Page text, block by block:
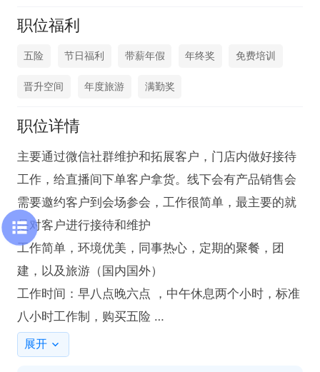
职位福利
五险 节日福利 带薪年假 年终奖 免费培训
晋升空间 年度旅游 满勤奖
职位详情
主要通过微信社群维护和拓展客户，门店内做好接待
工作，给直播间下单客户拿货。线下会有产品销售会
需要邀约客户到会场参会，工作很简单，最主要的就
是对客户进行接待和维护
工作简单，环境优美，同事热心，定期的聚餐，团
建，以及旅游（国内国外）
工作时间：早八点晚六点 ，中午休息两个小时，标准
八小时工作制，购买五险
薪资构造：前三个月3000额外每个月加1000社保补
展开